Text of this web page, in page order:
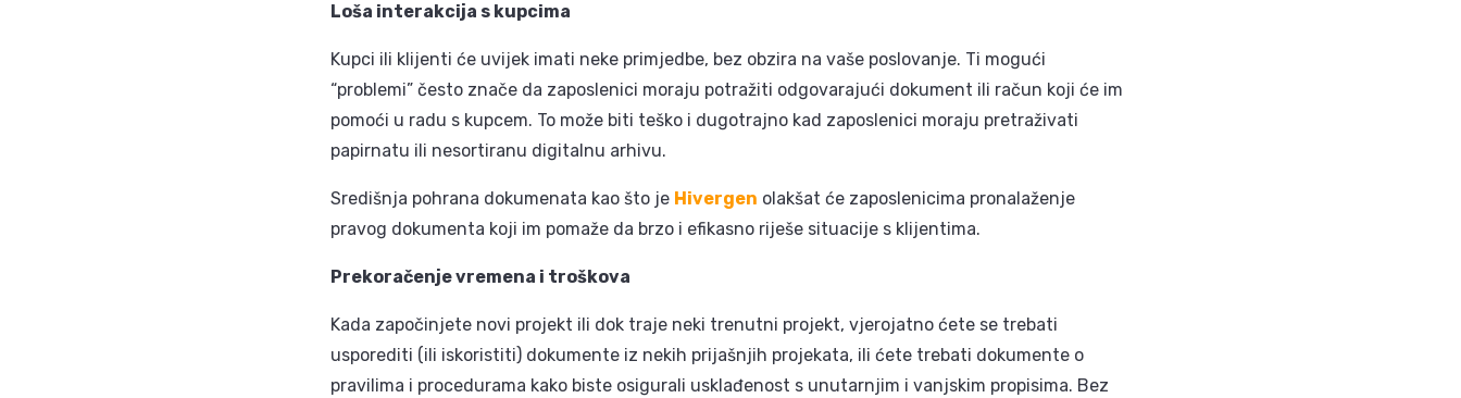
Loša interakcija s kupcima
Kupci ili klijenti će uvijek imati neke primjedbe, bez obzira na vaše poslovanje. Ti mogući
“problemi” često znače da zaposlenici moraju potražiti odgovarajući dokument ili račun koji će im
pomoći u radu s kupcem. To može biti teško i dugotrajno kad zaposlenici moraju pretraživati ​​
papirnatu ili nesortiranu digitalnu arhivu.
Središnja pohrana dokumenata kao što je Hivergen olakšat će zaposlenicima pronalaženje
pravog dokumenta koji im pomaže da brzo i efikasno riješe situacije s klijentima.
Prekoračenje vremena i troškova
Kada započinjete novi projekt ili dok traje neki trenutni projekt, vjerojatno ćete se trebati
usporediti (ili iskoristiti) dokumente iz nekih prijašnjih projekata, ili ćete trebati dokumente o
pravilima i procedurama kako biste osigurali usklađenost s unutarnjim i vanjskim propisima. Bez